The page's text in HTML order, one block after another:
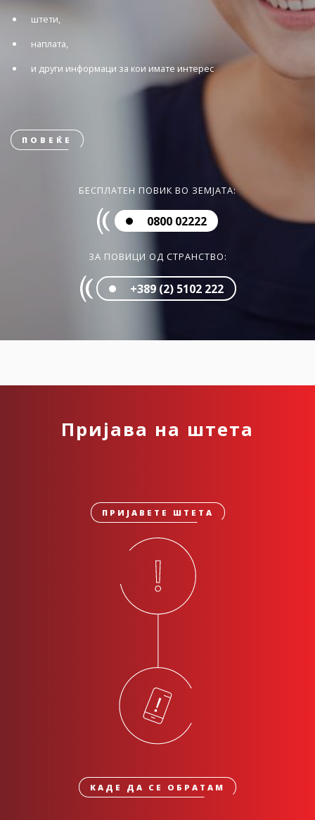
штети,
наплата,
и други информаци за кои имате интерес
ПОВЕЌЕ
БЕСПЛАТЕН ПОВИК ВО ЗЕМЈАТА:
0800 02222
ЗА ПОВИЦИ ОД СТРАНСТВО:
+389 (2) 5102 222
Пријава на штета
ПРИЈАВЕТЕ ШТЕТА
КАДЕ ДА СЕ ОБРАТАМ